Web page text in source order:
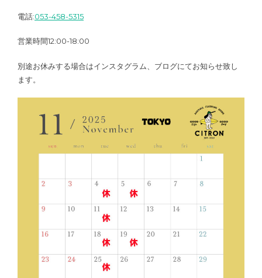
電話:053-458-5315
営業時間12:00-18:00
別途お休みする場合はインスタグラム、ブログにてお知らせ致し
ます。